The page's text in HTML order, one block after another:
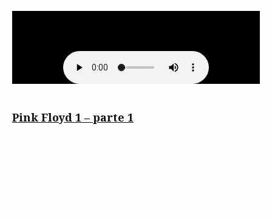
Pink Floyd 1 – parte 1